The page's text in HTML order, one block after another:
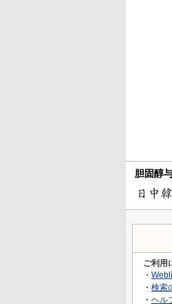
胆固醇
ご利用
・
・ 検索
・ ヘル